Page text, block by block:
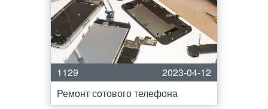
1129
2023-04-12
Ремонт сотового телефона